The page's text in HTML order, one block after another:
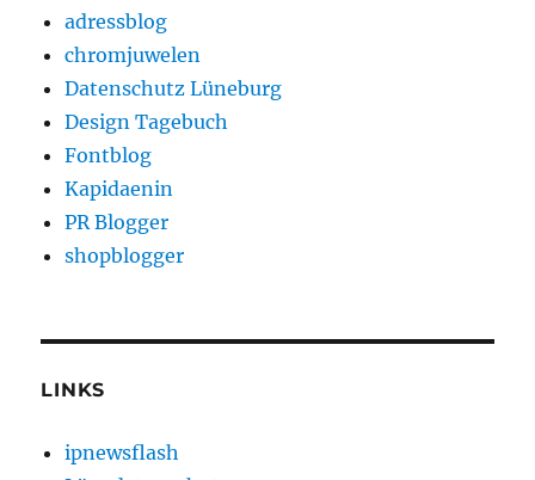
adressblog
chromjuwelen
Datenschutz Lüneburg
Design Tagebuch
Fontblog
Kapidaenin
PR Blogger
shopblogger
LINKS
ipnewsflash